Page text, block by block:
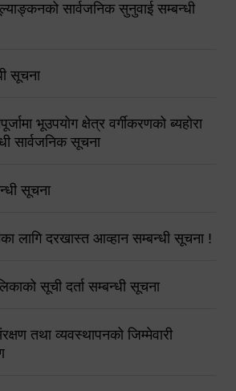
सार्वजनिक सुनुवाई सम्बन्धी
सूचना
भूउपयोग क्षेत्र वर्गीकरणको ब्यहोरा
सार्वजनिक सूचना
सूचना
लागि दरखास्त आव्हान सम्बन्धी सूचना !
सूची दर्ता सम्बन्धी सूचना
तथा व्यवस्थापनको जिम्मेवारी